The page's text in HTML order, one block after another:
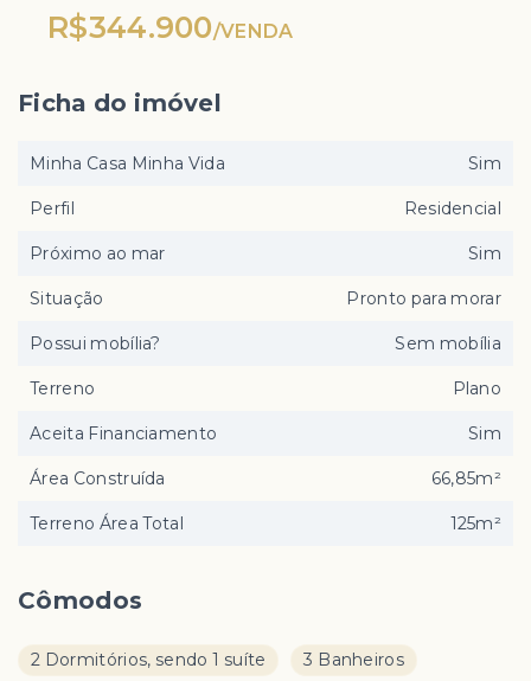
R$344.900/VENDA
Cômodos
2 Dormitórios, sendo 1 suíte 3 Banheiros
Ficha do imóvel
Minha Casa Minha Vida Sim
Perfil Residencial
Próximo ao mar Sim
Situação Pronto para morar
Possui mobília? Sem mobília
Terreno Plano
Aceita Financiamento Sim
Área Construída 66,85m²
Terreno Área Total 125m²